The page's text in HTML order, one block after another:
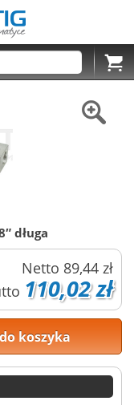
Cart
długa
Netto 89,44 zł
110,02 zł
koszyka